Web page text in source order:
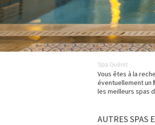
Spa Guéret
Vous êtes à la
éventuellement un
les meilleurs spas
AUTRES SPAS